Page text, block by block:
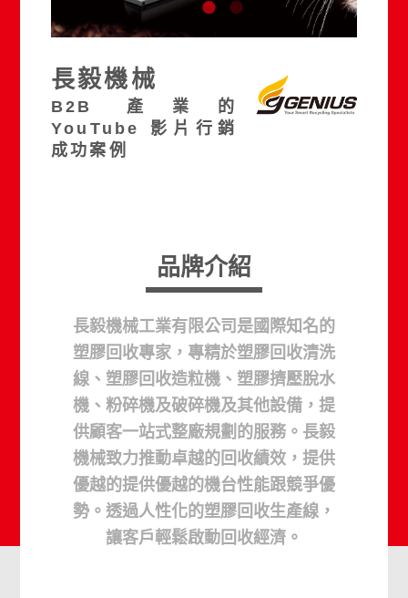
長毅機械
B2B 產業的
YouTube 影片行銷
成功案例
品牌介紹
長毅機械工業有限公司是國際知名的
塑膠回收專家，專精於塑膠回收清洗
線、塑膠回收造粒機、塑膠擠壓脫水
機、粉碎機及破碎機及其他設備，提
供顧客一站式整廠規劃的服務。長毅
機械致力推動卓越的回收績效，提供
優越的提供優越的機台性能跟競爭優
勢。透過人性化的塑膠回收生產線，
讓客戶輕鬆啟動回收經濟。